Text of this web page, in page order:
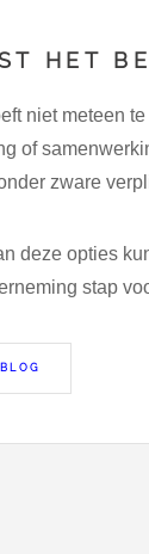
HET
niet meteen
of
zware
deze opties
stap